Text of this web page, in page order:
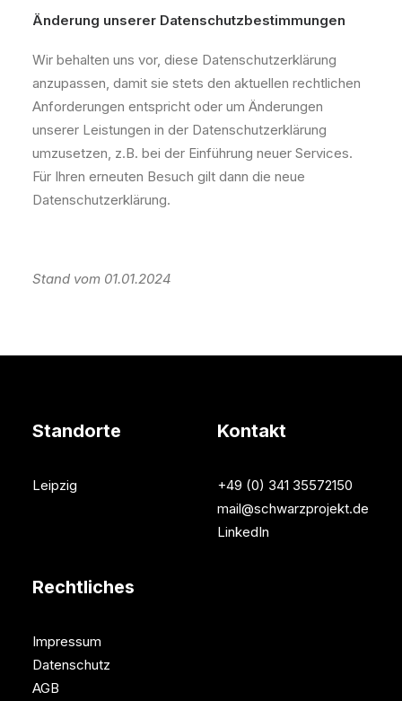
Änderung unserer Datenschutzbestimmungen
Wir behalten uns vor, diese Datenschutzerklärung
anzupassen, damit sie stets den aktuellen rechtlichen
Anforderungen entspricht oder um Änderungen
unserer Leistungen in der Datenschutzerklärung
umzusetzen, z.B. bei der Einführung neuer Services.
Für Ihren erneuten Besuch gilt dann die neue
Datenschutzerklärung.
Stand vom 01.01.2024
Standorte
Leipzig
Kontakt
+49 (0) 341 35572150
mail@schwarzprojekt.de
LinkedIn
Rechtliches
Impressum
Datenschutz
AGB